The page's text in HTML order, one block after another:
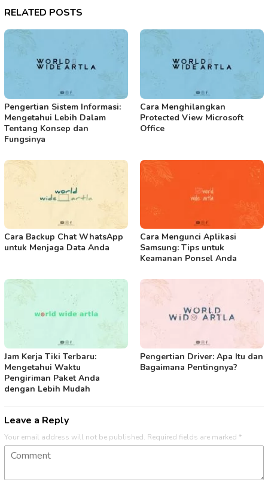
RELATED POSTS
Pengertian Sistem Informasi:
Mengetahui Lebih Dalam
Tentang Konsep dan
Fungsinya
Cara Menghilangkan
Protected View Microsoft
Office
Cara Backup Chat WhatsApp
untuk Menjaga Data Anda
Cara Mengunci Aplikasi
Samsung: Tips untuk
Keamanan Ponsel Anda
Jam Kerja Tiki Terbaru:
Mengetahui Waktu
Pengiriman Paket Anda
dengan Lebih Mudah
Pengertian Driver: Apa Itu dan
Bagaimana Pentingnya?
Leave a Reply
Your email address will not be published. Required fields are marked *